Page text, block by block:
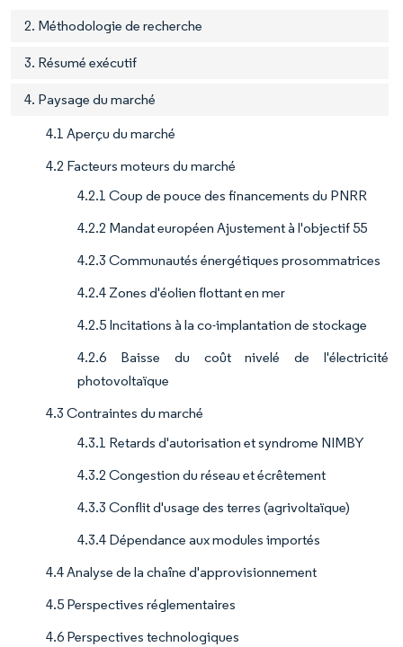
2. Méthodologie de recherche
3. Résumé exécutif
4. Paysage du marché
4.1 Aperçu du marché
4.2 Facteurs moteurs du marché
4.2.1 Coup de pouce des financements du PNRR
4.2.2 Mandat européen Ajustement à l'objectif 55
4.2.3 Communautés énergétiques prosommatrices
4.2.4 Zones d'éolien flottant en mer
4.2.5 Incitations à la co-implantation de stockage
4.2.6 Baisse du coût nivelé de l'électricité
photovoltaïque
4.3 Contraintes du marché
4.3.1 Retards d'autorisation et syndrome NIMBY
4.3.2 Congestion du réseau et écrêtement
4.3.3 Conflit d'usage des terres (agrivoltaïque)
4.3.4 Dépendance aux modules importés
4.4 Analyse de la chaîne d'approvisionnement
4.5 Perspectives réglementaires
4.6 Perspectives technologiques